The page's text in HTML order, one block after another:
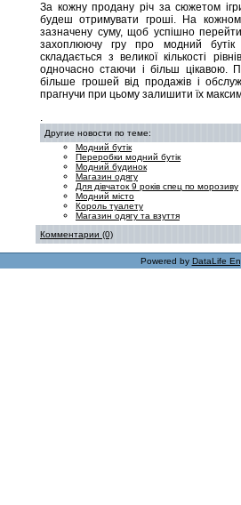
За кожну продану річ за сюжетом
будеш отримувати гроші. На
зазначену суму, щоб успішно
захоплюючу гру про модний
складається з великої кількості
одночасно стаючи і більш цікавою.
більше грошей від продажів і
прагнучи при цьому залишити їх
.
Другие новости по теме:
Модний бутік
Переробки модний бутік
Модний будинок
Магазин одягу
Для дівчаток 9 років спец по морозиву
Модний місто
Король туалету
Магазин одягу та взуття
Комментарии (0)
Powered by DataLife